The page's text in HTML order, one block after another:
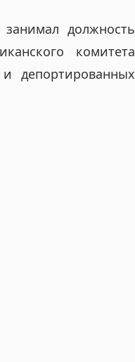
должность
комитета
депортированных